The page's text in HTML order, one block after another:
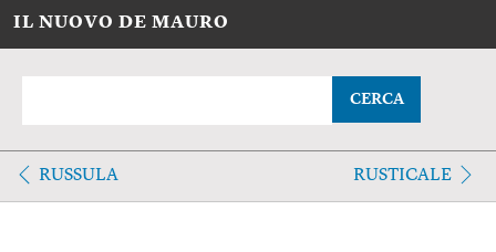
IL NUOVO DE MAURO
CERCA
RUSSULA RUSTICALE